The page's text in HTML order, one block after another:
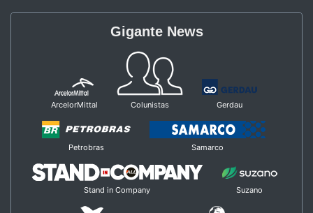
Gigante News
ArcelorMittal Colunistas Gerdau
Petrobras Samarco
Stand in Company Suzano